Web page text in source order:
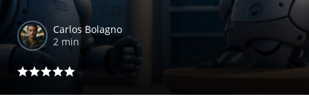
Carlos Bolagno
2 min